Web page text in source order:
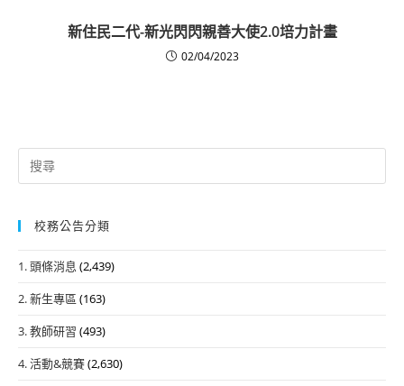
新住民二代-新光閃閃親善大使2.0培力計畫
02/04/2023
Search
for:
校務公告分類
1. 頭條消息 (2,439)
2. 新生專區 (163)
3. 教師研習 (493)
4. 活動&競賽(2,630)